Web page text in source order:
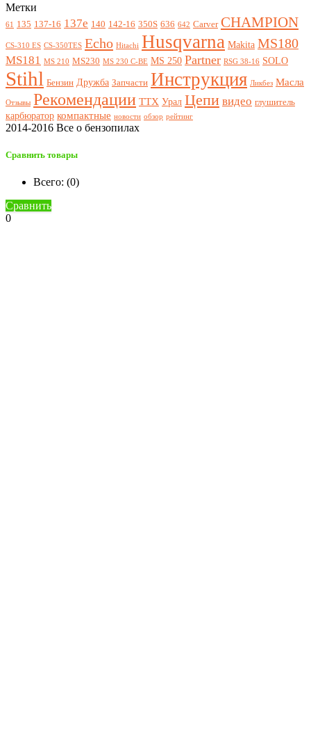
Метки
61 135 137-16 137e 140 142-16 350S 636 642 Carver CHAMPION
CS-310 ES CS-350TES Echo Hitachi Husqvarna Makita MS180
MS181 MS 210 MS230 MS 230 C-BE MS 250 Partner RSG 38-16 SOLO
Stihl Бензин Дружба Запчасти Инструкция Ликбез Масла
Отзывы Рекомендации ТТХ Урал Цепи видео глушитель
карбюратор компактные новости обзор рейтинг
2014-2016 Все о бензопилах
Сравнить товары
Всего: (0)
Сравнить
0